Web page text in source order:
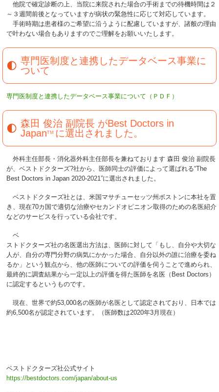
他院で確定診断の上、当院に来院された場合の手術までの待機時間は２
～３週間前後となっていますが病状の緊急性に応じて対応しています。
手術時期は患者様のご希望に沿うように配慮していますが、諸般の理由
で叶わない場合もありますのでご理解をお願いいたします。
専門医制度と連携したデータベース事業に
ついて
専門医制度と連携したデータベース事業について（ＰＤＦ）
森田 俊治 副院長 がBest Doctors in
JapanTM に選出されました。
外科主任部長・消化器外科主任部長を兼ねております 森田 俊治 副院長
が、ベストドクターズ?社から、医師同士の評価によって選ばれる“The
Best Doctors in Japan 2020-2021”に選出されました。
ベストドクターズ社とは、米国マサチューセッツ州ボストンに本社を置
き、現在70カ国で適切な治療やセカンドオピニオン取得のための名医紹介
などのサービスを行っている会社です。
ベ
ストドクターズ社の名医選出方法は、医師に対して「もし、自分や大切な
人が、自分の専門分野の病気にかかった場合、自分以外の誰に治療を委ね
るか」という観点から、他の医師についての評価を伺うことで進められ、
最終的に調査結果から一定以上の評価を得た医師を名医（Best Doctors）
に認定するというものです。
現在、世界で約53,000名の医師が名医として認定されており、日本では
約6,500名が認定されています。（医師数は2020年3月現在）
ベストドクターズ社公式サイト
https://bestdoctors.com/japan/about-us